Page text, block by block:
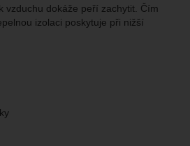
vzduchu dokáže peří zachytit. Čím
izolaci poskytuje při nižší